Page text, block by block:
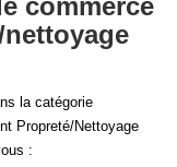
commerce
la catégorie
Propreté/Nettoyage
: